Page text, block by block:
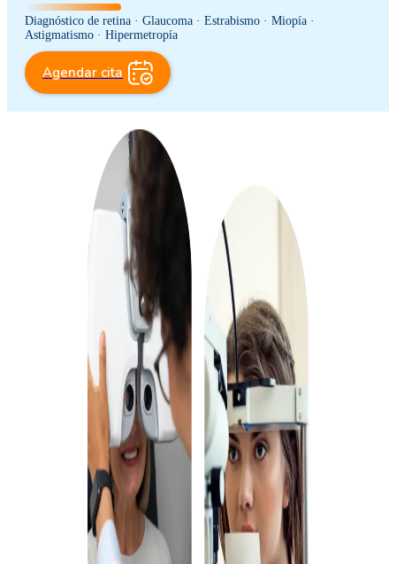
Diagnóstico de retina · Glaucoma · Estrabismo · Miopía ·
Astigmatismo · Hipermetropía
Agendar cita